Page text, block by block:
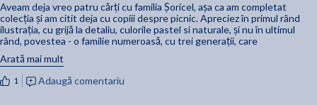
Aveam deja vreo patru cărți cu familia Șoricel, așa ca am completat
colecția și am citit deja cu copiii despre picnic. Apreciez în primul rând
ilustrația, cu grijă la detaliu, culorile pastel si naturale, și nu în ultimul
rând, povestea - o familie numeroasă, cu trei generații, care
funcționează!
Arată mai mult
1 Adaugă comentariu